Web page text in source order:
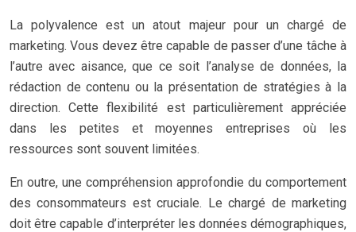
La polyvalence est un atout majeur pour un chargé de
marketing. Vous devez être capable de passer d’une tâche à
l’autre avec aisance, que ce soit l’analyse de données, la
rédaction de contenu ou la présentation de stratégies à la
direction. Cette flexibilité est particulièrement appréciée
dans les petites et moyennes entreprises où les
ressources sont souvent limitées.
En outre, une compréhension approfondie du comportement
des consommateurs est cruciale. Le chargé de marketing
doit être capable d’interpréter les données démographiques,